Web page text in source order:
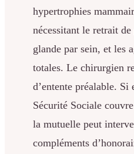
hypertrophies
nécessitant le retrait
glande par sein, et les
totales. Le chirurgien
d’entente préalable. Si
Sécurité Sociale
la mutuelle peut
compléments